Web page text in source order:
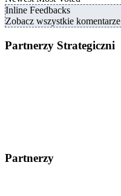
Inline Feedbacks
Zobacz wszystkie komentarze
Partnerzy Strategiczni
Partnerzy